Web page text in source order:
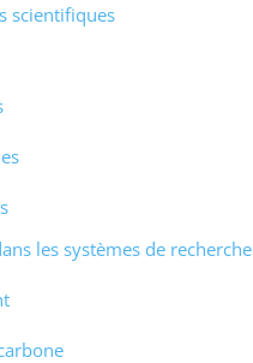
scientifiques
les systèmes de recherche